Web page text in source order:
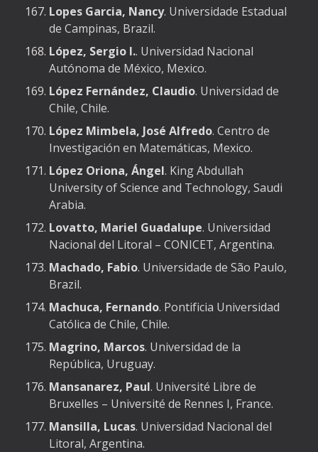
Lopes Garcia, Nancy. Universidade Estadual
de Campinas, Brazil.
López, Sergio I.. Universidad Nacional
Autónoma de México, Mexico.
López Fernández, Claudio. Universidad de
Chile, Chile.
López Mimbela, José Alfredo. Centro de
Investigación en Matemáticas, Mexico.
López Oriona, Ángel. King Abdullah
University of Science and Technology, Saudi
Arabia.
Lovatto, Mariel Guadalupe. Universidad
Nacional del Litoral – CONICET, Argentina.
Machado, Fabio. Universidade de São Paulo,
Brazil.
Machuca, Fernando. Pontificia Universidad
Católica de Chile, Chile.
Magrino, Marcos. Universidad de la
República, Uruguay.
Mansanarez, Paul. Université Libre de
Bruxelles – Université de Rennes I, France.
Mansilla, Lucas. Universidad Nacional del
Litoral, Argentina.